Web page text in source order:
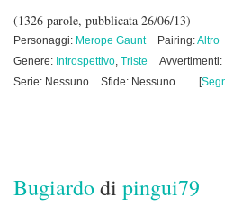
(1326 parole, pubblicata 26/06/13)
Personaggi: Merope Gaunt Pairing:Altro
Genere: Introspettivo, Triste Avvertimenti:
Serie: Nessuno
Sfide: Nessuno [
Bugiardodi pingui79